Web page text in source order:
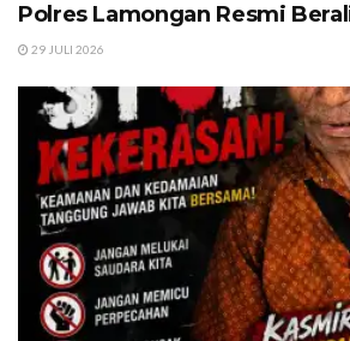
Polres Lamongan Resmi
29 JULI 2026